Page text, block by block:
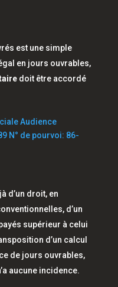
est une simple
en jours ouvrables,
doit être accordé
Audience
N° de pourvoi: 86-
d’un droit, en
d’un
supérieur à celui
d’un calcul
de jours ouvrables,
aucune incidence.